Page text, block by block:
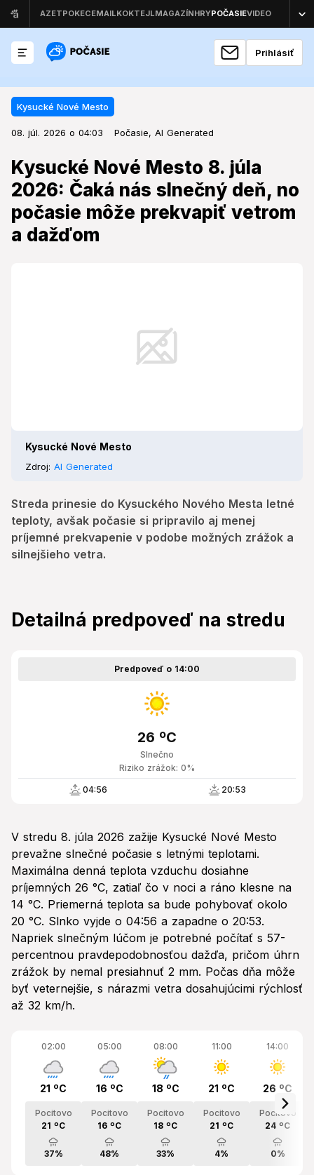
Prihlásiť
Kysucké Nové Mesto
08. júl. 2026 o 04:03 Počasie, AI Generated
Kysucké Nové Mesto 8. júla
2026: Čaká nás slnečný deň, no
počasie môže prekvapiť vetrom
a dažďom
Kysucké Nové Mesto
Zdroj: AI Generated
Streda prinesie do Kysuckého Nového Mesta letné
teploty, avšak počasie si pripravilo aj menej
príjemné prekvapenie v podobe možných zrážok a
silnejšieho vetra.
Kysucké Nové Mesto
Kysucké Nové Mesto 8. júla 2026:
Čaká nás slnečný deň, no počasie
môže prekvapiť vetrom a dažďom
Streda prinesie do Kysuckého Nového Mesta letné
teploty, avšak počasie si pripravilo aj menej príjemné
prekvapenie v podobe možných zrážok a silnejšieho
Detailná predpoveď na stredu
Predpoveď o 14:00
Slnečno
26 ºC
Riziko zrážok: 0%
04:56 20:53
V stredu 8. júla 2026 zažije Kysucké Nové Mesto
prevažne slnečné počasie s letnými teplotami.
Maximálna denná teplota vzduchu dosiahne
príjemných 26 °C, zatiaľ čo v noci a ráno klesne na
14 °C. Priemerná teplota sa bude pohybovať okolo
20 °C. Slnko vyjde o 04:56 a zapadne o 20:53.
Napriek slnečným lúčom je potrebné počítať s 57-
percentnou pravdepodobnosťou dažďa, pričom úhrn
zrážok by nemal presiahnuť 2 mm. Počas dňa môže
byť veternejšie, s nárazmi vetra dosahujúcimi rýchlosť
až 32 km/h.
02:00
21 ºC
Pocitovo
21 ºC
37%
05:00
16 ºC
Pocitovo
16 ºC
48%
08:00
18 ºC
Pocitovo
18 ºC
33%
11:00
21 ºC
Pocitovo
21 ºC
4%
14:00
26 ºC
Pocitovo
24 ºC
0%